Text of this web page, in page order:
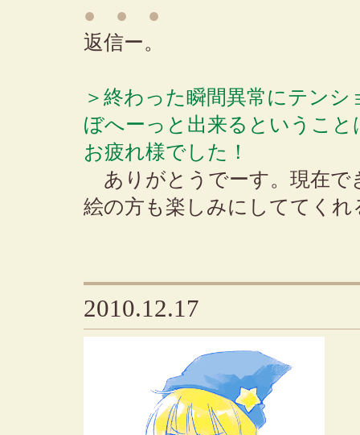
● ● ●
返信ー。
＞終わった瞬間異常にテン
ぼへーっと出来るというこ
お疲れ様でした！
ありがとうでーす。現在で
絵の方も楽しみにしててく
2010.12.17